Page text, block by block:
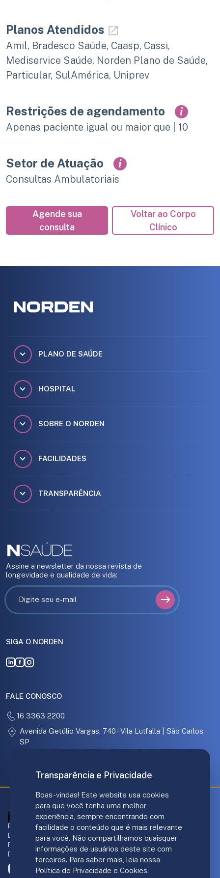
Planos Atendidos
Amil, Bradesco Saúde, Caasp, Cassi,
Mediservice Saúde, Norden Plano de Saúde,
Particular, SulAmérica, Uniprev
Restrições de agendamento i
Apenas paciente igual ou maior que | 10
Setor de Atuação i
Consultas Ambulatoriais
Agende sua
consulta
Voltar ao Corpo
Clínico
PLANO DE SAÚDE
HOSPITAL
SOBRE O NORDEN
FACILIDADES
TRANSPARÊNCIA
Assine a newsletter da nossa revista de
longevidade e qualidade de vida:
SIGA O NORDEN
FALE CONOSCO
16 3363 2200
Avenida Getúlio Vargas, 740 - Vila Lutfalla | São Carlos -
SP
ANS - nº 421707
Responsável técnico Plano de Saúde:
Dr. André Luis Gomes - CRM/SP 139.237
Responsável Norden Hospital:
Dr. João F. DiGiacomo - CRM/SP 151.206
Transparência e Privacidade
Boas-vindas! Este website usa cookies
para que você tenha uma melhor
experiência, sempre encontrando com
facilidade o conteúdo que é mais relevante
para você. Não compartilhamos quaisquer
informações de usuários deste site com
terceiros. Para saber mais, leia nossa
Política de Privacidade e Cookies.